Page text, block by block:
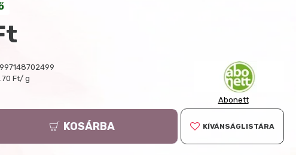
Ft/ g
Abonett
KOSÁRBA KÍVÁNSÁGLISTÁRA